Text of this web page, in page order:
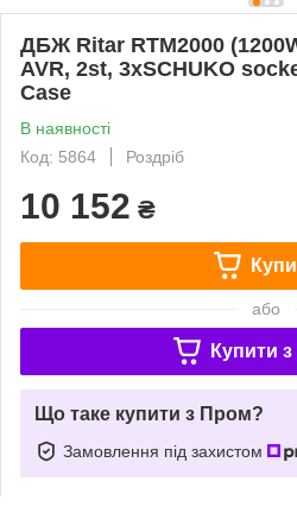
ДБЖ Ritar RTM2000
AVR, 2st, 3xSCHUKO
Case
В наявності
Код: 5864
Роздріб
10 152 ₴
або
Купити з
Що таке купити з Пром?
Замовлення під захистом